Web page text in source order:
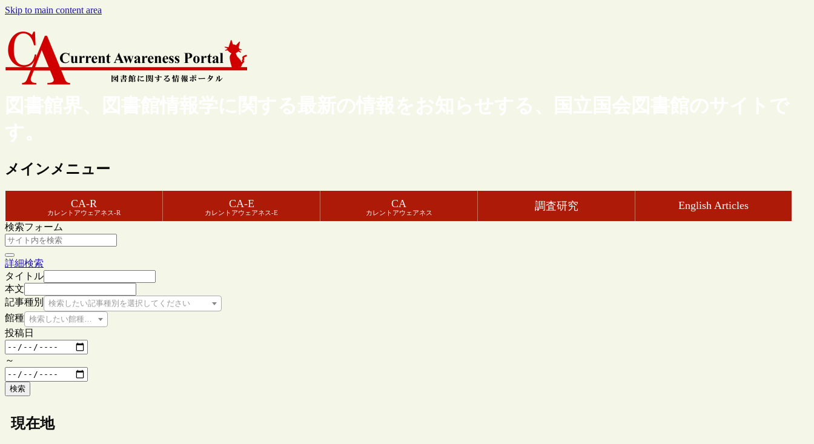
Skip to main content area
図書館界、図書館情報学に関する最新の情報をお知らせする、国立国会図書館のサイトで
す。
メインメニュー
CA-R
カレントアウェアネス-R
CA-E
カレントアウェアネス-E
CA
カレントアウェアネス
調査研究 English Articles
検索フォーム
詳細検索
タイトル
本文
記事種別
検索したい記事種別を選択してください
館種 検索したい館種を選択してください
投稿日
～
検索
現在地